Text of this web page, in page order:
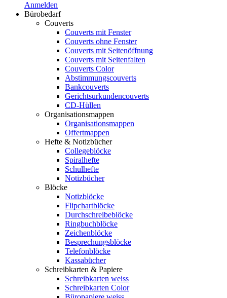
Anmelden
Bürobedarf
Couverts
Couverts mit Fenster
Couverts ohne Fenster
Couverts mit Seitenöffnung
Couverts mit Seitenfalten
Couverts Color
Abstimmungscouverts
Bankcouverts
Gerichtsurkundencouverts
CD-Hüllen
Organisationsmappen
Organisationsmappen
Offertmappen
Hefte & Notizbücher
Collegeblöcke
Spiralhefte
Schulhefte
Notizbücher
Blöcke
Notizblöcke
Flipchartblöcke
Durchschreibeblöcke
Ringbuchblöcke
Zeichenblöcke
Besprechungsblöcke
Telefonblöcke
Kassabücher
Schreibkarten & Papiere
Schreibkarten weiss
Schreibkarten Color